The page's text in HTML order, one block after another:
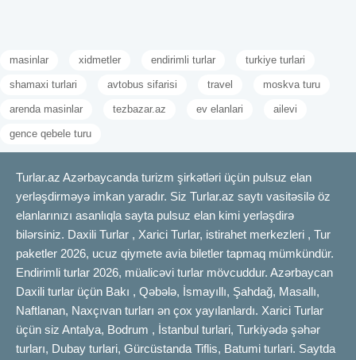
masinlar xidmetler endirimli turlar turkiye turlari
shamaxi turlari avtobus sifarisi travel moskva turu
arenda masinlar tezbazar.az ev elanlari ailevi
gence qebele turu
Turlar.az Azərbaycanda turizm şirkətləri üçün pulsuz elan
yerləşdirməyə imkan yaradır. Siz Turlar.az saytı vasitəsilə öz
elanlarınızı asanlıqla sayta pulsuz elan kimi yerləşdirə
bilərsiniz. Daxili Turlar , Xarici Turlar, istirahet merkezleri , Tur
paketler 2026, ucuz qiymete avia biletler tapmaq mümkündür.
Endirimli turlar 2026, müalicəvi turlar mövcuddur. Azərbaycan
Daxili turlar üçün Bakı , Qəbələ, İsmayıllı, Şahdağ, Masallı,
Naftlanan, Naxçıvan turları ən çox yayılanlardı. Xarici Turlar
üçün siz Antalya, Bodrum , İstanbul turlari, Turkiyədə şəhər
turları, Dubay turlari, Gürcüstanda Tiflis, Batumi turlari. Saytda